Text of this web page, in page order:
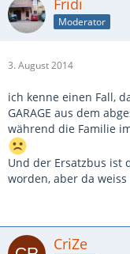
Moderator
3. August 2014
ich kenne einen Fall,
GARAGE aus dem
während die Familie
Und der Ersatzbus ist
worden, aber da
CriZe